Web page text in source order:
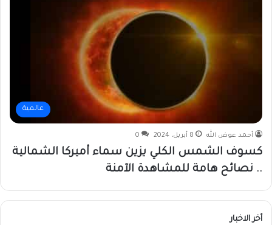
عالمية
أحمد عوض الله 8 أبريل، 2024 0
كسوف الشمس الكلي يزين سماء أميركا الشمالية
.. نصائح هامة للمشاهدة الآمنة
أخر الاخبار